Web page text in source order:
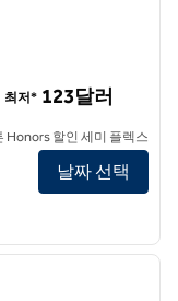
최저* 123달러
Honors 할인 세미 플렉스
날짜 선택
다음